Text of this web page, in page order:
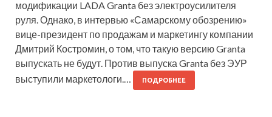
модификации LADA Granta без электроусилителя
руля. Однако, в интервью «Самарскому обозрению»
вице-президент по продажам и маркетингу компании
Дмитрий Костромин, о том, что такую версию Granta
выпускать не будут. Против выпуска Granta без ЭУР
выступили маркетологи.…
ПОДРОБНЕЕ